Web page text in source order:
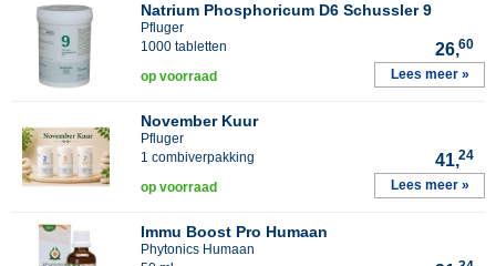
Natrium Phosphoricum D6 Schussler 9
Pfluger
1000 tabletten
26,60
op voorraad Lees meer »
November Kuur
Pfluger
1 combiverpakking
41,24
op voorraad Lees meer »
Immu Boost Pro Humaan
Phytonics Humaan